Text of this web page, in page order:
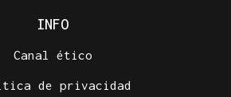
INFO
Canal ético
de privacidad